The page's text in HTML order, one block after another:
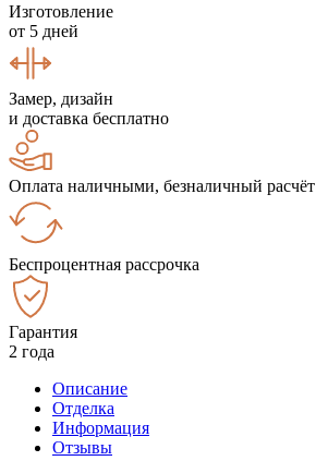
Изготовление
от 5 дней
Замер, дизайн
и доставка бесплатно
Оплата наличными, безналичный расчёт
Беспроцентная рассрочка
Гарантия
2 года
Описание
Отделка
Информация
Отзывы